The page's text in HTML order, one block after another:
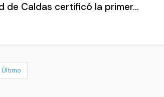
de Caldas certificó la primer...
Último